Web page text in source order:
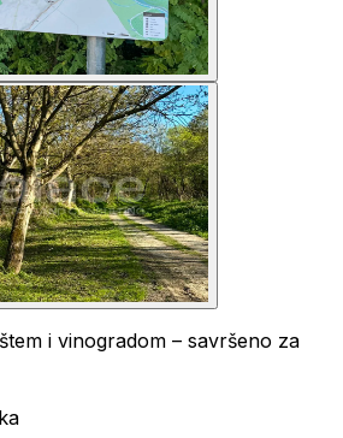
i vinogradom – savršeno za